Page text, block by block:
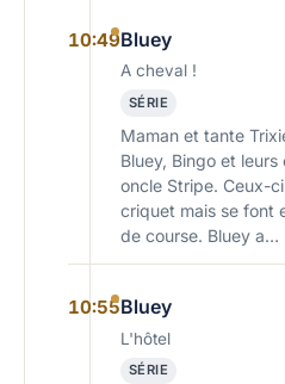
10:49Bluey
A cheval !
SÉRIE
Maman et tante
Bluey, Bingo et
oncle Stripe. Ceux-
criquet mais se font
de course. Bluey a…
10:55Bluey
L'hôtel
SÉRIE